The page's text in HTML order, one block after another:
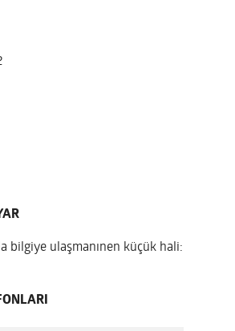
bilgiye ulaşmanınen küçük hali: